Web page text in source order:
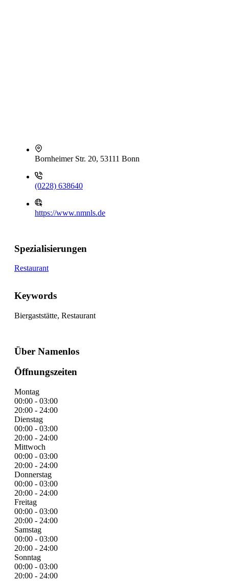
Bornheimer Str. 20, 53111 Bonn
(0228) 638640
https://www.nmnls.de
Spezialisierungen
Restaurant
Keywords
Biergaststätte, Restaurant
Über Namenlos
Öffnungszeiten
Montag
00:00 - 03:00
20:00 - 24:00
Dienstag
00:00 - 03:00
20:00 - 24:00
Mittwoch
00:00 - 03:00
20:00 - 24:00
Donnerstag
00:00 - 03:00
20:00 - 24:00
Freitag
00:00 - 03:00
20:00 - 24:00
Samstag
00:00 - 03:00
20:00 - 24:00
Sonntag
00:00 - 03:00
20:00 - 24:00